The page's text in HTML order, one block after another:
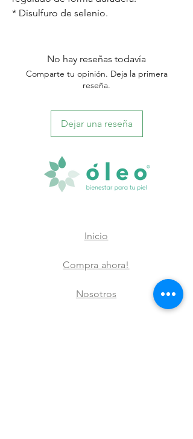
* Disulfuro de selenio.
No hay reseñas todavía
Comparte tu opinión. Deja la primera
reseña.
Dejar una reseña
Inicio
Compra ahora!
Nosotros